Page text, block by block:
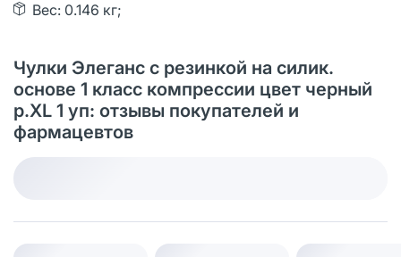
Вес: 0.146 кг;
Чулки Элеганс с резинкой на силик.
основе 1 класс компрессии цвет черный
р.XL 1 уп: отзывы покупателей и
фармацевтов